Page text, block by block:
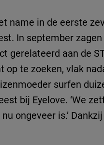
name in de eerste
In september
gerelateerd aan de
op te zoeken, vlak
surfen
bij Eyelove. ‘We
ongeveer is.’